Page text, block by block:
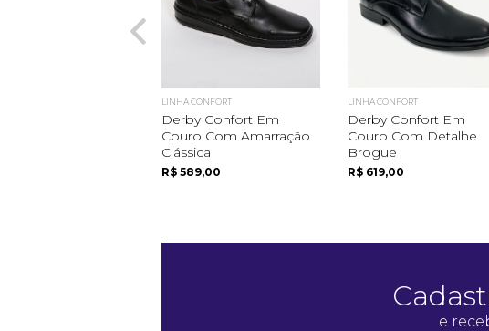
LINHA CONFORT
Derby Confort Em
Couro Com Amarração
Clássica
R$ 589,00
LINHA CONFORT
Derby Confort Em
Couro Com Detalhe
Brogue
R$ 619,00
e